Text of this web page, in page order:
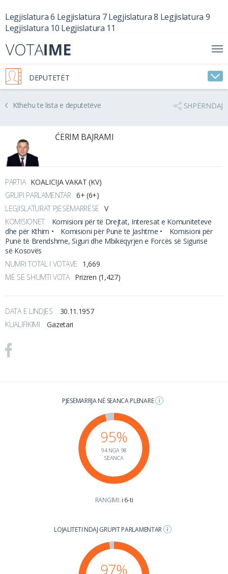
Legjislatura 6 Legjislatura 7 Legjislatura 8 Legjislatura 9
Legjislatura 10 Legjislatura 11
DEPUTETËT
Kthehu te lista e deputetëve SHPËRNDAJ
ĆERIM BAJRAMI
PARTIA KOALICIJA VAKAT (KV)
GRUPI PARLAMENTAR 6+ (6+)
LEGJISLATURAT PJESËMARRËSE V
KOMISIONET
Komisioni për të Drejtat, Interesat e Komuniteteve
dhe për Kthim •
Komisioni për Punë të Jashtme •
Komisioni për
Punë të Brendshme, Siguri dhe Mbikëqyrjen e Forcës së Sigurisë
së Kosovës
NUMRI TOTAL I VOTAVE
1,669
MË SË SHUMTI VOTA Prizren (1,427)
DATA E LINDJES
30.11.1957
KUALIFIKIMI
Gazetari
PJESËMARRJA NË SEANCA PLENARE
95%
94 NGA 98
SEANCA
RANGIMI: i 6-ti
LOJALITETI NDAJ GRUPIT PARLAMENTAR
97%